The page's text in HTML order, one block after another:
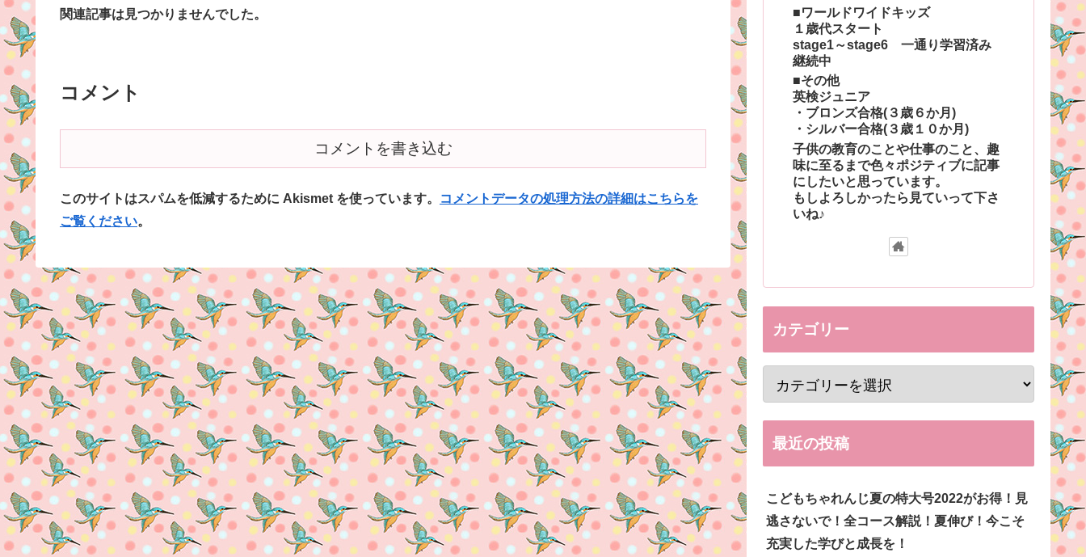
関連記事は見つかりませんでした。
コメント
コメントを書き込む
このサイトはスパムを低減するために Akismet を使っています。
コメントデータの処理方法の詳細はこちらを
ご覧ください。
■ワールドワイドキッズ
１歳代スタート
stage1～stage6 一通り学習済み
継続中
■その他
英検ジュニア
・ブロンズ合格(３歳６か月)
・シルバー合格(３歳１０か月)
子供の教育のことや仕事のこと、趣
味に至るまで色々ポジティブに記事
にしたいと思っています。
もしよろしかったら見ていって下さ
いね♪
カテゴリー
最近の投稿
こどもちゃれんじ夏の特大号2022がお得！見
逃さないで！全コース解説！夏伸び！今こそ
充実した学びと成長を！